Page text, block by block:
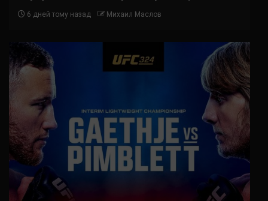
6 дней тому назад Михаил Маслов